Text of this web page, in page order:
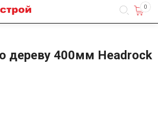
товаров 0
дереву 400мм Headrock